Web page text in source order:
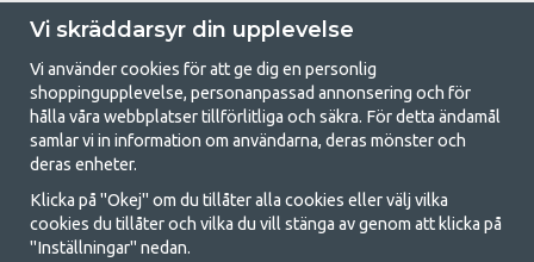
GetCamping.se - Din butik för camping
och uteliv
Att campa kan antingen vara en livsstil eller ett sätt att samla familjen
för ett gemensamt äventyr. Oavsett vilken kategori du tillhör hittar du
Vi skräddarsyr din upplevelse
Vi använder cookies för att ge dig en personlig
shoppingupplevelse, personanpassad annonsering och för
hålla våra webbplatser tillförlitliga och säkra. För detta ändamål
samlar vi in information om användarna, deras mönster och
deras enheter.
Klicka på "Okej" om du tillåter alla cookies eller välj vilka
cookies du tillåter och vilka du vill stänga av genom att klicka på
"Inställningar" nedan.